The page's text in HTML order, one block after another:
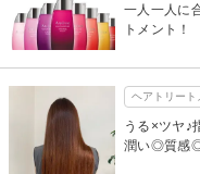
一人一人に
トメント！
ヘアトリート
うる×ツヤ
潤い◎質感◎